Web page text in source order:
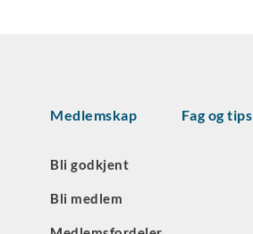
Medlemskap
Bli godkjent
Bli medlem
Fag og tips